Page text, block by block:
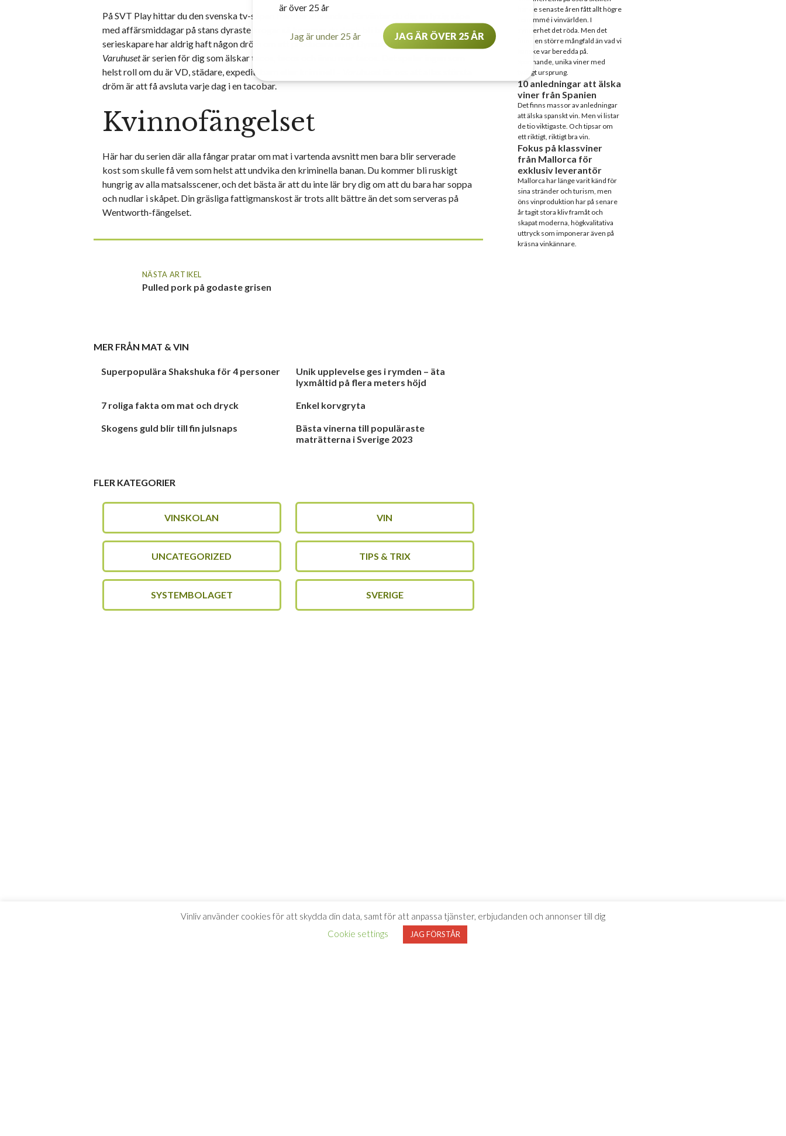
På SVT Play hittar du den svenska tv-såpan framför alla andra. Förväntar du dig en lyxig såpa
med affärsmiddagar på stans dyraste krogar så kommer du dock bli besviken. Svenska
serieskapare har aldrig haft någon dröm om att producera en nyDynastyellerFalcon Crest.
Varuhusetär serien för dig som älskar tacos, tacos och ännu mer tacos. Det spelar ingen som
helst roll om du är VD, städare, expedit, barn eller kriminell –
dröm är att få avsluta varje dag i en tacobar.
Kvinnofängelset
Här har du serien där alla fångar pratar om mat i vartenda avsnitt men bara blir serverade
kost som skulle få vem som helst att undvika den kriminella banan. Du kommer bli ruskigt
hungrig av alla matsalsscener, och det bästa är att du inte lär bry dig om att du bara har soppa
och nudlar i skåpet. Din gräsliga fattigmanskost är trots allt bättre än det som serveras på
Wentworth-fängelset.
NÄSTA ARTIKEL
Pulled pork på godaste grisen
MER FRÅN MAT & VIN
Superpopulära Shakshuka för 4 personer
Unik upplevelse ges i rymden – äta
lyxmåltid på flera meters höjd
7 roliga fakta om mat och dryck Enkel korvgryta
Skogens guld blir till fin julsnaps
Bästa vinerna till populäraste
maträtterna i Sverige 2023
FLER KATEGORIER
VINSKOLAN VIN
UNCATEGORIZED TIPS & TRIX
SYSTEMBOLAGET SVERIGE
har de senaste åren fått allt högre
renommé i vinvärlden. I
synnerhet det röda. Men det
finns en större mångfald än vad vi
kanske var beredda på.
Spännande, unika viner med
tydligt ursprung.
10 anledningar att älska
viner från Spanien
Det finns massor av anledningar
att älska spanskt vin. Men vi listar
de tio viktigaste. Och tipsar om
ett riktigt, riktigt bra vin.
Fokus på klassviner
från Mallorca för
exklusiv leverantör
Mallorca har länge varit känd för
sina stränder och turism, men
öns vinproduktion har på senare
år tagit stora kliv framåt och
skapat moderna, högkvalitativa
uttryck som imponerar även på
kräsna vinkännare.
Vinliv använder cookies för att skydda din data, samt för att anpassa tjänster, erbjudanden och annonser till dig
Cookie settings
JAG FÖRSTÅR
är över 25 år
Jag är under 25 år JAG ÄR ÖVER 25 ÅR